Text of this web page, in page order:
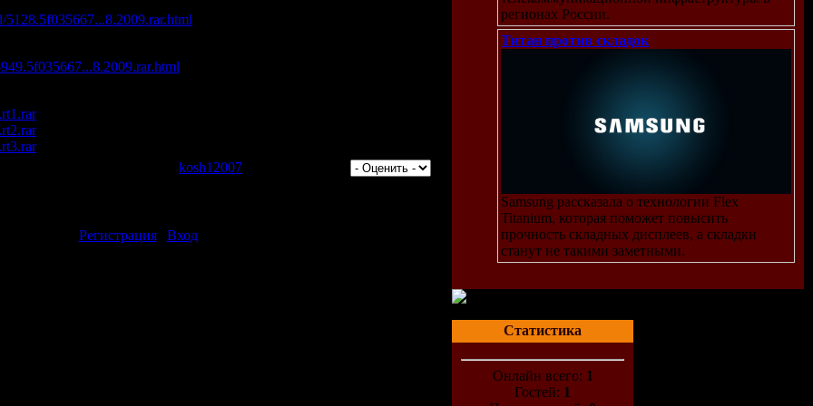
kosh12007
Регистрация| Вход]
регионах России.
Титан против складок
Samsung рассказала о технологии Flex
Titanium, которая поможет повысить
прочность складных дисплеев, а складки
станут не такими заметными.
Статистика
Онлайн всего: 1
Гостей: 1